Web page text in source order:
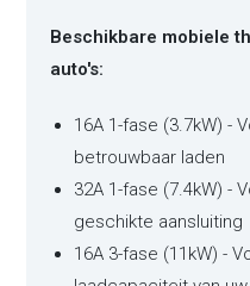
Beschikbare mobiele
auto's:
16A 1-fase (3.7kW) -
betrouwbaar laden
32A 1-fase (7.4kW) -
geschikte aansluiting
16A 3-fase (11kW) -